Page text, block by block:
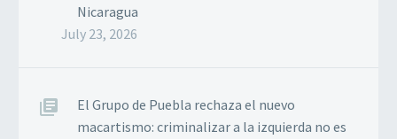
Nicaragua
July 23, 2026
El Grupo de Puebla rechaza el nuevo
macartismo: criminalizar a la izquierda no es